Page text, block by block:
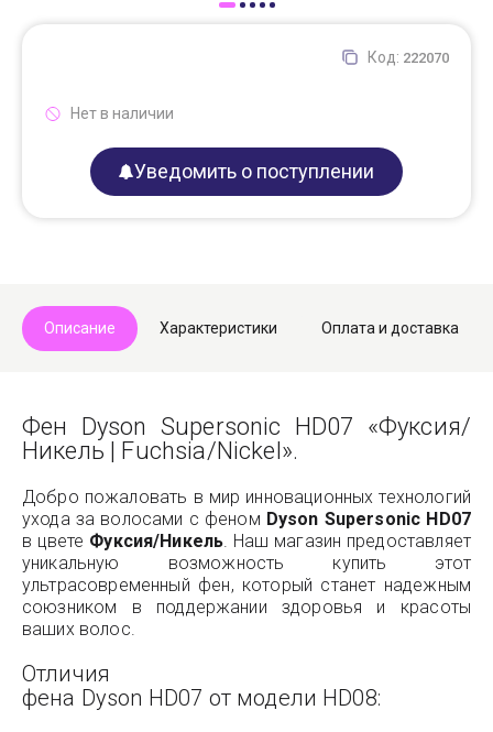
Код: 222070
Нет в наличии
Уведомить о поступлении
Описание Характеристики Оплата и доставка
Фен Dyson Supersonic HD07 «Фуксия/
Никель | Fuchsia/Nickel».
Добро пожаловать в мир инновационных технологий
ухода за волосами с феном Dyson Supersonic HD07
в цвете Фуксия/Никель. Наш магазин предоставляет
уникальную возможность купить этот
ультрасовременный фен, который станет надежным
союзником в поддержании здоровья и красоты
ваших волос.
Отличия
фена Dyson HD07 от модели HD08: